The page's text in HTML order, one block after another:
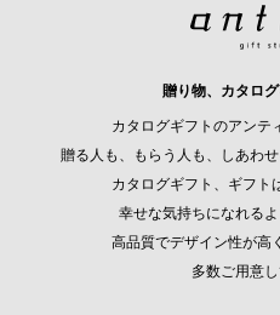
贈り物、カタロ
カタログギフトのアンテ
贈る人も、もらう人も、しあわ
カタログギフト、ギフト
幸せな気持ちになれる
高品質でデザイン性が高
多数ご用意し